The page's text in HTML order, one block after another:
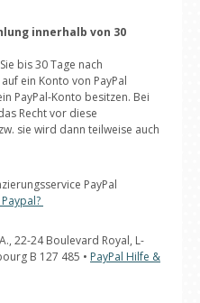
innerhalb von 30
bis 30 Tage nach
ein Konto von PayPal
PayPal-Konto besitzen. Bei
Recht vor diese
sie wird dann teilweise auch
PayPal
22-24 Boulevard Royal, L-
B 127 485 • PayPal Hilfe &